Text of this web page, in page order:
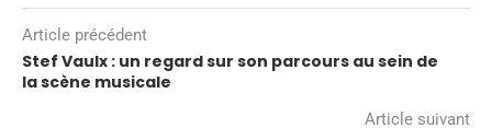
Article précédent
Stef Vaulx : un regard sur son parcours au sein de
la scène musicale
Article suivant